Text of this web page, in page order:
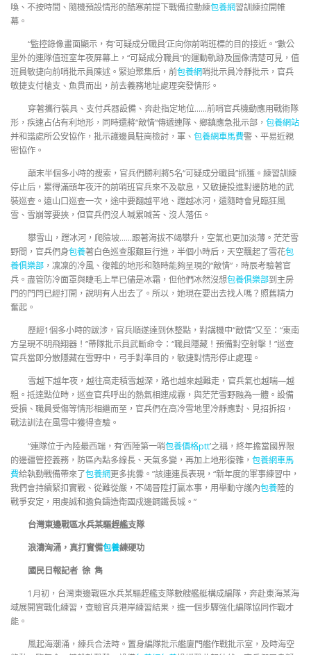
喚、不按時間、隨機預設情形的酷寒前提下戰備拉動練包養網習訓練拉開帷
幕。
“監控錄像畫面顯示，有‘可疑成分職員’正向你前哨班標的目的接近。”數公
里外的連隊值班室年夜屏幕上，“可疑成分職員”的運動軌跡及圖像清楚可見，值
班員敏捷向前哨批示員陳述。緊迫聚集后，前包養網哨批示員冷靜批示，官兵
敏捷支付槍支、魚貫而出，前去義務地址處理突發情形。
穿著攜行裝具、支付兵器設備、奔赴指定地位……前哨官兵機動應用戰術隊
形，疾速占佔有利地形，同時還將“敵情”傳遞連隊、鄉鎮應急批示部， 包養網站
并和諧處所公安協作，批示護邊員駐崗檢討，軍、 包養網車馬費警、平易近親
密協作。
顛末半個多小時的搜索，官兵們勝利將5名“可疑成分職員”抓獲。練習訓練
停止后，累得滿頭年夜汗的前哨班官兵來不及歇息，又敏捷投進對邊防地的武
裝巡查。遠山口巡查一次，途中要翻越平地、蹚越冰河，還隨時會見臨狂風
雪、雪崩等要挾，但官兵們沒人喊累喊苦、沒人落伍。
攀雪山，蹚冰河，爬險坡……跟著海拔不竭攀升，空氣也更加淡薄。茫茫雪
野間，官兵們身包養著白色巡查服艱巨行進，半個小時后，天空飄起了雪花包
養俱樂部 ，凜凜的冷風、復雜的地形和隨時能夠呈現的“敵情”，時辰考驗著官
兵。盡管防冷面罩與睫毛上早已儘是冰霜，但他們冰然沒想包養俱樂部到主房
門的門閂已經打開，說明有人出去了。所以，她現在要出去找人嗎？照舊精力
奮起。
歷經1個多小時的跋涉，官兵順遂達到休整點，對講機中“敵情”又至：“東南
方呈現不明飛翔器！”帶隊批示員武斷命令：“職員隱藏！預備對空射擊！”巡查
官兵當即分散隱藏在雪野中，弓手對準目的，敏捷對情形停止處理。
雪越下越年夜，越往高走積雪越深，路也越來越難走，官兵氣也越喘—越
粗。抵達點位時，巡查官兵呼出的熱氣相連成霧，與茫茫雪野融為一體。設備
受損、職員受傷等情形相繼而至，官兵們在高冷雪地里冷靜應對、見招拆招，
戰法訓法在風雪中獲得查驗。
“連隊位于內陸最西端，有‘西陲第一哨包養價格ptt’之稱，終年擔當國界限
的邊疆管控義務，防區內點多線長、天氣多變，再加上地形復雜， 包養網車馬
費給執勤戰備帶來了包養網更多挑釁。”該連連長表現，“新年度的軍事練習中，
我們會持續緊扣實戰、從難從嚴，不竭晉陞打贏本事，用舉動守護內包養陸的
戰爭安定，用虔誠和擔負鑄造衛國戍邊鋼鐵長城。”
台灣東邊戰區水兵某驅趕艦支隊
浪濤洶涌，真打實備包養練硬功
國民日報記者 徐 雋
1月初，台灣東邊戰區水兵某驅趕艦支隊數艘艦艇構成編隊，奔赴東海某海
域展開實戰化練習，查驗官兵港岸練習結果，進一個步驟強化編隊協同作戰才
能。
風起海潮涌，練兵合法時。置身編隊批示艦廈門艦作戰批示室，及時海空